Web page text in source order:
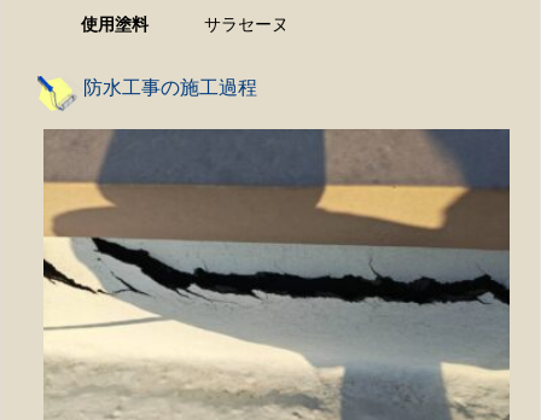
使用塗料 サラセーヌ
防水工事の施工過程